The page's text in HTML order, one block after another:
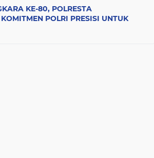
KE-80, POLRESTA
POLRI PRESISI UNTUK